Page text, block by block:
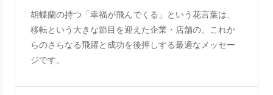
胡蝶蘭の持つ「幸福が飛んでくる」という花言葉は、
移転という大きな節目を迎えた企業・店舗の、これか
らのさらなる飛躍と成功を後押しする最適なメッセー
ジです。